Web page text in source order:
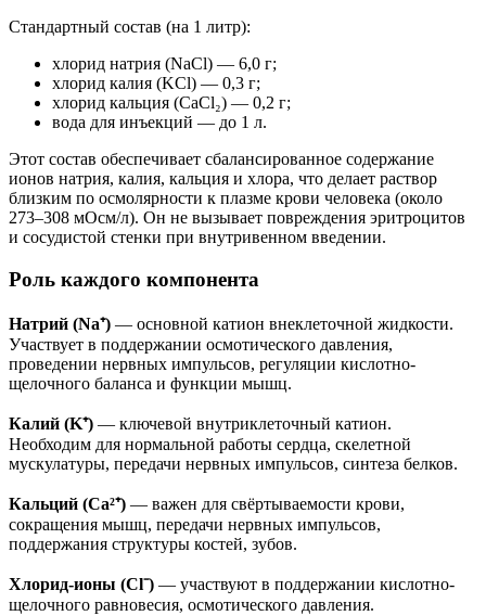
Стандартный состав (на 1 литр):
хлорид натрия (NaCl) — 6,0 г;
хлорид калия (KCl) — 0,3 г;
хлорид кальция (CaCl₂) — 0,2 г;
вода для инъекций — до 1 л.
Этот состав обеспечивает сбалансированное содержание
ионов натрия, калия, кальция и хлора, что делает раствор
близким по осмолярности к плазме крови человека (около
273–308 мОсм/л). Он не вызывает повреждения эритроцитов
и сосудистой стенки при внутривенном введении.
Роль каждого компонента
Натрий (Na⁺) — основной катион внеклеточной жидкости.
Участвует в поддержании осмотического давления,
проведении нервных импульсов, регуляции кислотно-
щелочного баланса и функции мышц.
Калий (K⁺) — ключевой внутриклеточный катион.
Необходим для нормальной работы сердца, скелетной
мускулатуры, передачи нервных импульсов, синтеза белков.
Кальций (Ca²⁺) — важен для свёртываемости крови,
сокращения мышц, передачи нервных импульсов,
поддержания структуры костей, зубов.
Хлорид-ионы (Cl⁻) — участвуют в поддержании кислотно-
щелочного равновесия, осмотического давления.